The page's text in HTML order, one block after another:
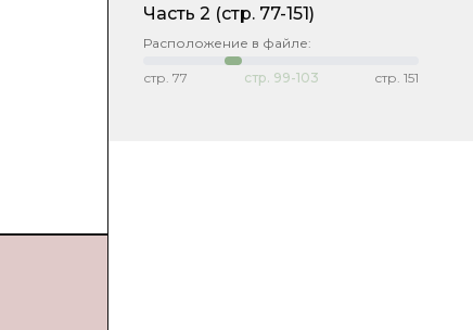
Часть 2 (стр. 77-151)
Расположение в файле:
стр. 77 стр. 99-103 стр. 151